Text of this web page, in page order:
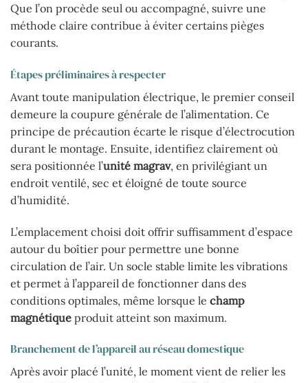
Que l’on procède seul ou accompagné, suivre une
méthode claire contribue à éviter certains pièges
courants.
Étapes préliminaires à respecter
Avant toute manipulation électrique, le premier conseil
demeure la coupure générale de l’alimentation. Ce
principe de précaution écarte le risque d’électrocution
durant le montage. Ensuite, identifiez clairement où
sera positionnée l’unité magrav, en privilégiant un
endroit ventilé, sec et éloigné de toute source
d’humidité.
L’emplacement choisi doit offrir suffisamment d’espace
autour du boîtier pour permettre une bonne
circulation de l’air. Un socle stable limite les vibrations
et permet à l’appareil de fonctionner dans des
conditions optimales, même lorsque le champ
magnétique produit atteint son maximum.
Branchement de l’appareil au réseau domestique
Après avoir placé l’unité, le moment vient de relier les